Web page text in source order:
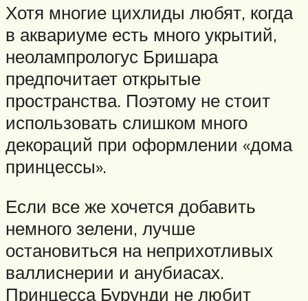
Хотя многие цихлиды любят, когда
в аквариуме есть много укрытий,
неолампрологус Бришара
предпочитает открытые
пространства. Поэтому не стоит
использовать слишком много
декораций при оформлении «дома
принцессы».
Если все же хочется добавить
немного зелени, лучше
остановиться на неприхотливых
валлиснерии и анубиасах.
Принцесса Бурунди не любит